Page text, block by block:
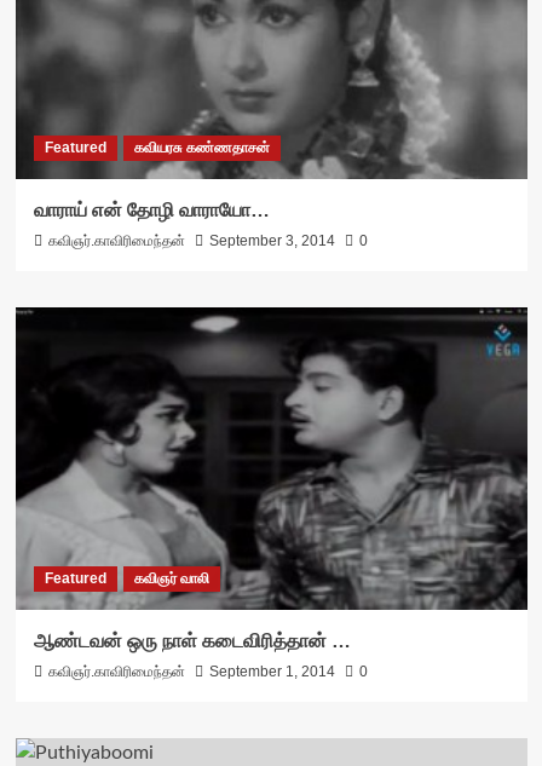
Featured கவியரசு கண்ணதாசன்
வாராய் என் தோழி வாராயோ…
கவிஞர்.காவிரிமைந்தன் September 3, 2014 0
Featured கவிஞர் வாலி
ஆண்டவன் ஒரு நாள் கடைவிரித்தான் …
கவிஞர்.காவிரிமைந்தன் September 1, 2014 0